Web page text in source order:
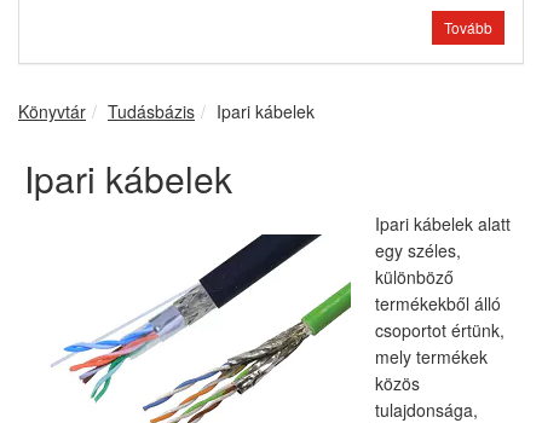
Tovább
Könyvtár Tudásbázis Ipari kábelek
Ipari kábelek
Ipari kábelek alatt
egy széles,
különböző
termékekből álló
csoportot értünk,
mely termékek
közös
tulajdonsága,